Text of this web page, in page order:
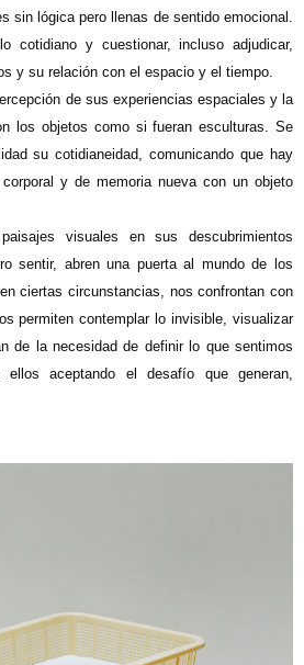
sin lógica pero llenas de sentido emocional.
cotidiano y cuestionar, incluso adjudicar,
y su relación con el espacio y el tiempo.
de sus experiencias espaciales y la
los objetos como si fueran esculturas. Se
su cotidianeidad, comunicando que hay
y de memoria nueva con un objeto
visuales en sus descubrimientos
sentir, abren una puerta al mundo de los
ciertas circunstancias, nos confrontan con
permiten contemplar lo invisible, visualizar
de la necesidad de definir lo que sentimos
aceptando el desafío que generan,